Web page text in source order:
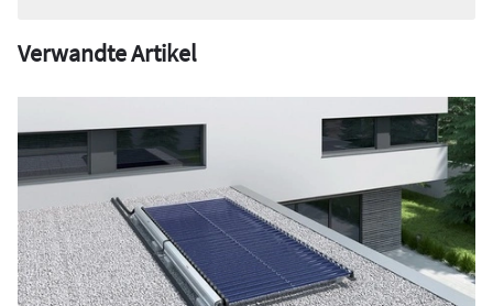
Verwandte Artikel